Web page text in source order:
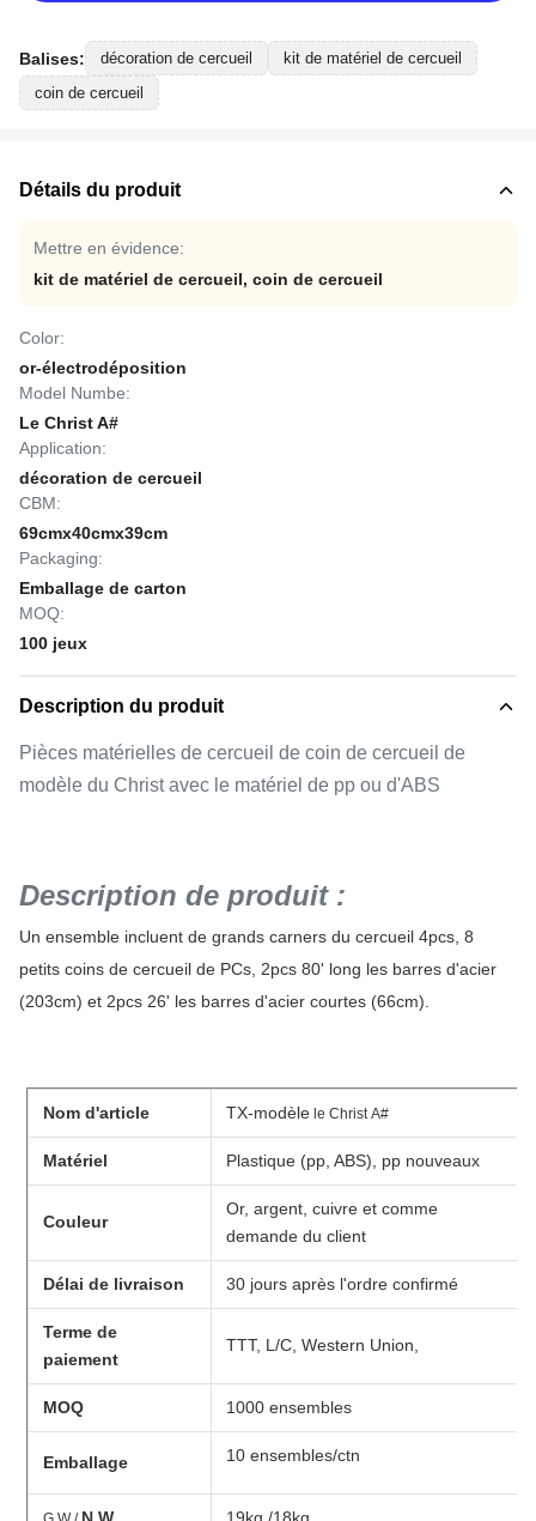
Balises: décoration de cercueil
kit de matériel de cercueil
coin de cercueil
Détails du produit
Mettre en évidence:
kit de matériel de cercueil, coin de cercueil
Color:
or-électrodéposition
Model Numbe:
Le Christ A#
Application:
décoration de cercueil
CBM:
69cmx40cmx39cm
Packaging:
Emballage de carton
MOQ:
100 jeux
Description du produit
Pièces matérielles de cercueil de coin de cercueil de
modèle du Christ avec le matériel de pp ou d'ABS
Description de produit :
Un ensemble incluent de grands carners du cercueil 4pcs, 8
petits coins de cercueil de PCs, 2pcs 80' long les barres d'acier
(203cm) et 2pcs 26' les barres d'acier courtes (66cm).
Nom d'article TX-modèle le Christ A#
Matériel Plastique (pp, ABS), pp nouveaux
Couleur
Or, argent, cuivre et comme
demande du client
Délai de livraison 30 jours après l'ordre confirmé
Terme de
paiement
TTT, L/C, Western Union,
MOQ 1000 ensembles
Emballage 10 ensembles/ctn